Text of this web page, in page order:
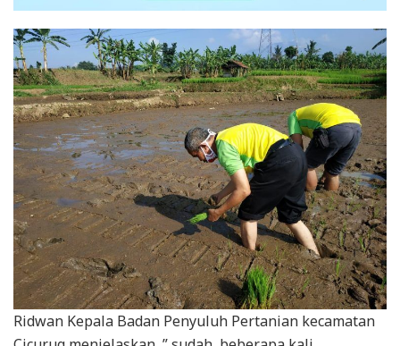
Ridwan Kepala Badan Penyuluh Pertanian kecamatan